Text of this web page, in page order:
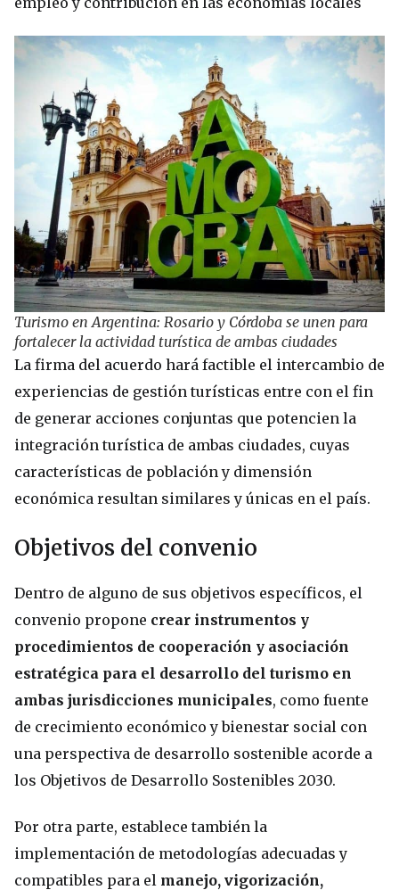
Turismo en Argentina: Rosario y Córdoba se unen para
fortalecer la actividad turística de ambas ciudades
La firma del acuerdo hará factible el intercambio de
experiencias de gestión turísticas entre con el fin
de generar acciones conjuntas que potencien la
integración turística de ambas ciudades, cuyas
características de población y dimensión
económica resultan similares y únicas en el país.
Objetivos del convenio
Dentro de alguno de sus objetivos específicos, el
convenio propone crear instrumentos y
procedimientos de cooperación y asociación
estratégica para el desarrollo del turismo en
ambas jurisdicciones municipales, como fuente
de crecimiento económico y bienestar social con
una perspectiva de desarrollo sostenible acorde a
los Objetivos de Desarrollo Sostenibles 2030.
Por otra parte, establece también la
implementación de metodologías adecuadas y
compatibles para el manejo, vigorización,